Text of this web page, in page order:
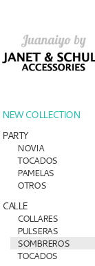
NEW COLLECTION
PARTY
NOVIA
TOCADOS
PAMELAS
OTROS
CALLE
COLLARES
PULSERAS
SOMBREROS
TOCADOS